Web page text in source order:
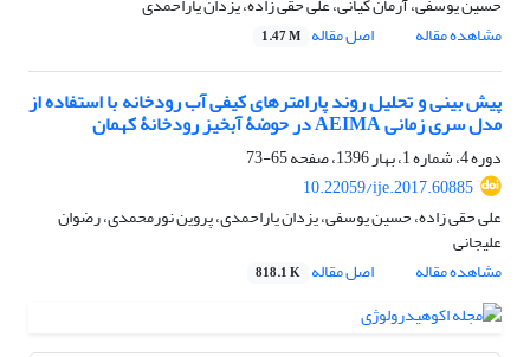
مشاهده مقاله
اصل مقاله 1.47 M
پیش ‏بینی و تحلیل روند پارامترهای کیفی آب رودخانه با استفاده از
مدل سری زمانی AEIMA در حوضۀ آبخیز رودخانۀ کهمان
دوره 4، شماره 1، بهار 1396، صفحه
65-73
10.22059/ije.2017.60885
علی حقی زاده، حسین یوسفی، یزدان یاراحمدی، پروین نورمحمدی، رضوان
علیجانی
مشاهده مقاله
اصل مقاله 818.1 K